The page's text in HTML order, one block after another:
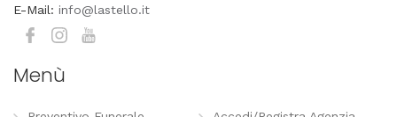
E-Mail: info@lastello.it
Menù